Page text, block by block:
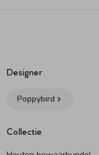
Designer
Poppybird
Collectie